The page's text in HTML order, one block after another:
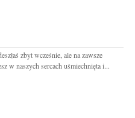
zbyt wcześnie, ale na zawsze
w naszych sercach uśmiechnięta i...